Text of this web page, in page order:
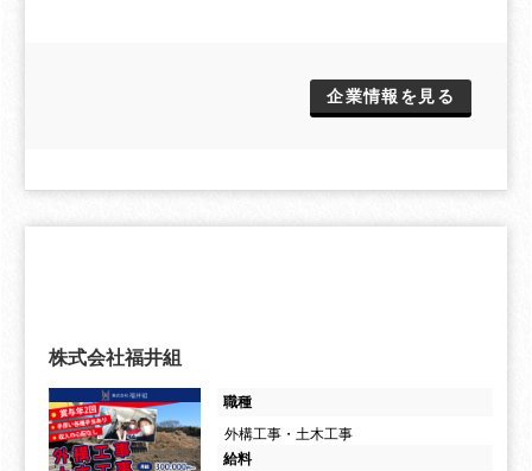
企業情報を見る
株式会社福井組
職種
外構工事・土木工事
給料